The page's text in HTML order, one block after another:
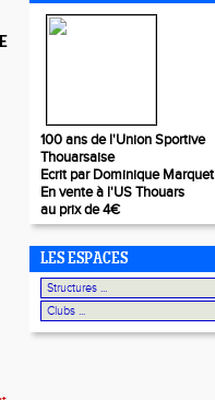
100 ans de l'Union Sportive
Thouarsaise
Ecrit par Dominique Marquet
En vente à l'US Thouars
au prix de 4€
LES ESPACES